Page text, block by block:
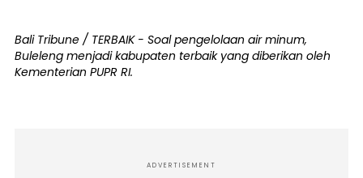
Bali Tribune / TERBAIK - Soal pengelolaan air minum,
Buleleng menjadi kabupaten terbaik yang diberikan oleh
Kementerian PUPR RI.
ADVERTISEMENT